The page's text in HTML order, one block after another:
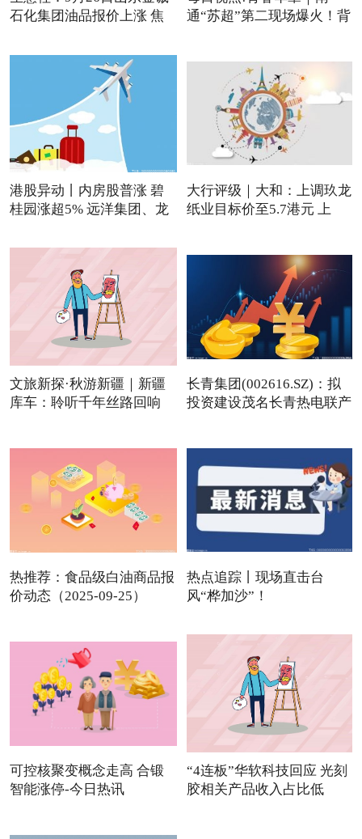
石化集团油品报价上涨 焦
通“苏超”第二现场爆火！背
港股异动丨内房股普涨 碧
桂园涨超5% 远洋集团、龙
大行评级｜大和：上调玖龙
纸业目标价至5.7港元 上
文旅新探·秋游新疆｜新疆
库车：聆听千年丝路回响
长青集团(002616.SZ)：拟
投资建设茂名长青热电联产
热推荐：食品级白油商品报
价动态（2025-09-25）
热点追踪丨现场直击台
风“桦加沙”！
可控核聚变概念走高 合锻
智能涨停-今日热讯
“4连板”华软科技回应 光刻
胶相关产品收入占比低